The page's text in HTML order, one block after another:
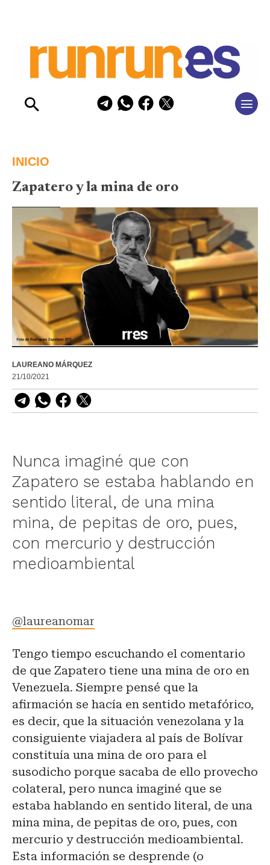
INICIO
Zapatero y la mina de oro
LAUREANO MÁRQUEZ
21/10/2021
Nunca imaginé que con
Zapatero se estaba hablando en
sentido literal, de una mina
mina, de pepitas de oro, pues,
con mercurio y destrucción
medioambiental
@laureanomar
Tengo tiempo escuchando el comentario
de que Zapatero tiene una mina de oro en
Venezuela. Siempre pensé que la
afirmación se hacía en sentido metafórico,
es decir, que la situación venezolana y la
consiguiente viajadera al país de Bolívar
constituía una mina de oro para el
susodicho porque sacaba de ello provecho
colateral, pero nunca imaginé que se
estaba hablando en sentido literal, de una
mina mina, de pepitas de oro, pues, con
mercurio y destrucción medioambiental.
Esta información se desprende (o